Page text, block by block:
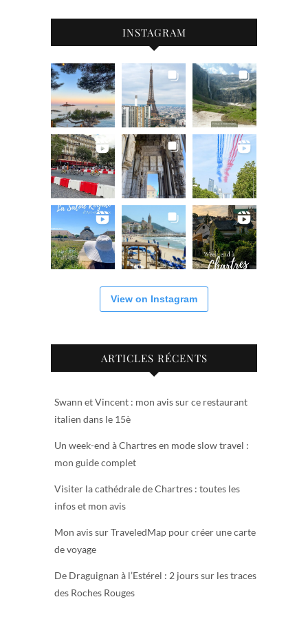
INSTAGRAM
View on Instagram
ARTICLES RÉCENTS
Swann et Vincent : mon avis sur ce restaurant
italien dans le 15è
Un week-end à Chartres en mode slow travel :
mon guide complet
Visiter la cathédrale de Chartres : toutes les
infos et mon avis
Mon avis sur TraveledMap pour créer une carte
de voyage
De Draguignan à l’Estérel : 2 jours sur les traces
des Roches Rouges